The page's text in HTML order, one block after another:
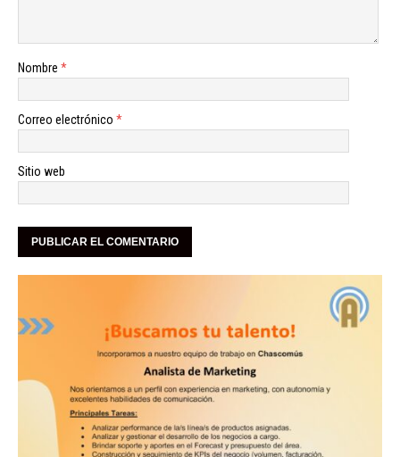
Nombre *
Correo electrónico *
Sitio web